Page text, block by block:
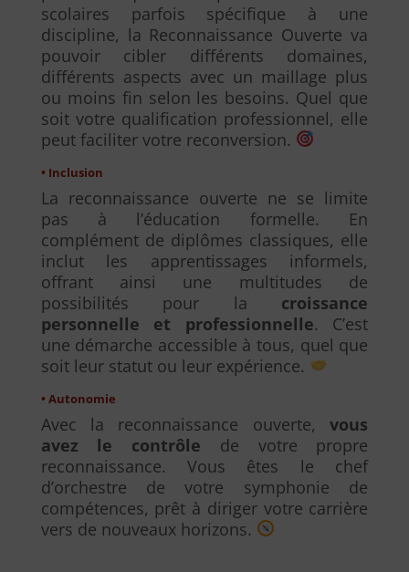
scolaires parfois spécifique à une
discipline, la Reconnaissance Ouverte va
pouvoir cibler différents domaines,
différents aspects avec un maillage plus
ou moins fin selon les besoins. Quel que
soit votre qualification professionnel, elle
peut faciliter votre reconversion.
• Inclusion
La reconnaissance ouverte ne se limite
pas à l’éducation formelle. En
complément de diplômes classiques, elle
inclut les apprentissages informels,
offrant ainsi une multitudes de
possibilités pour la croissance
personnelle et professionnelle. C’est
une démarche accessible à tous, quel que
soit leur statut ou leur expérience.
• Autonomie
Avec la reconnaissance ouverte,vous
avez le contrôle de votre propre
reconnaissance. Vous êtes le chef
d’orchestre de votre symphonie de
compétences, prêt à diriger votre carrière
vers de nouveaux horizons.